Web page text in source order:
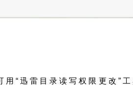
“迅雷目录读写权限更改”工